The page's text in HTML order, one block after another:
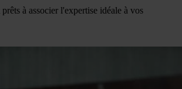
à associer l'expertise idéale à vos